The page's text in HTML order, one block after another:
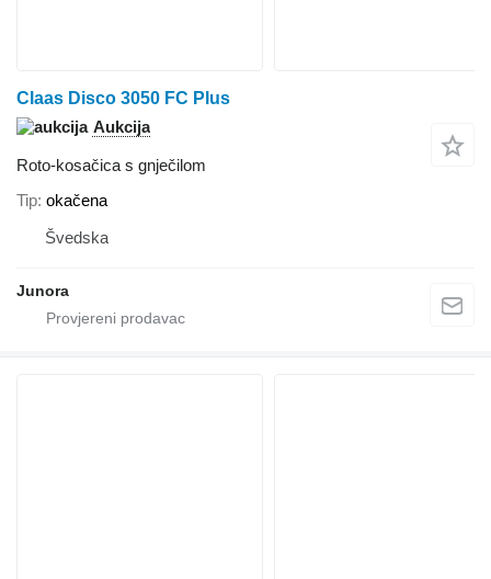
Claas Disco 3050 FC Plus
Aukcija
Roto-kosačica s gnječilom
Tip okačena
Švedska
Junora